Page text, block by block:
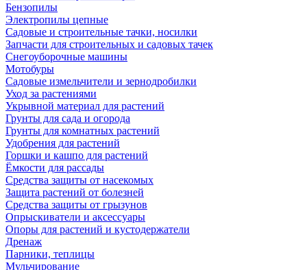
Бензопилы
Электропилы цепные
Садовые и строительные тачки, носилки
Запчасти для строительных и садовых тачек
Снегоуборочные машины
Мотобуры
Садовые измельчители и зернодробилки
Уход за растениями
Укрывной материал для растений
Грунты для сада и огорода
Грунты для комнатных растений
Удобрения для растений
Горшки и кашпо для растений
Ёмкости для рассады
Средства защиты от насекомых
Защита растений от болезней
Средства защиты от грызунов
Опрыскиватели и аксессуары
Опоры для растений и кустодержатели
Дренаж
Парники, теплицы
Мульчирование